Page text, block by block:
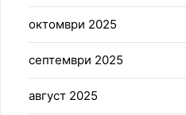
октомври 2025
септември 2025
август 2025